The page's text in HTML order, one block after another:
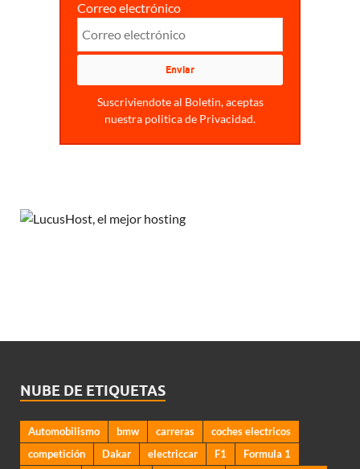
Correo electrónico
Suscriviendote al Boletin, aceptas
nuestra politica de Privacidad.
NUBE DE ETIQUETAS
Automobilismo bmw carreras
coches electricos
competición
Dakar electriccar F1
Formula 1